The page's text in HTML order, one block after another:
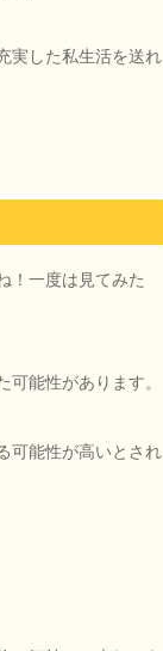
実した私生活を送れ
！一度は見てみた
能性があります。
可能性が高いとされ